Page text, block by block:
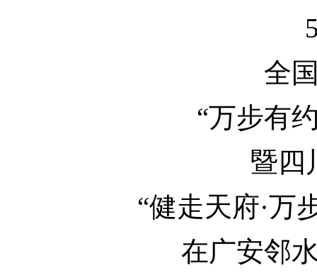
全
“万步有
暨四
“健走天府·万
在广安邻